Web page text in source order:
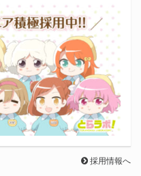
採用情報へ